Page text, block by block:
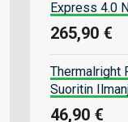
Express 4.0
265,90 €
Thermalright
Suoritin
46,90 €